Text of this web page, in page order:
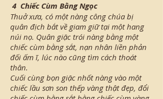
4 Chiếc Cùm Bằng Ngọc
Thuở xưa, có một nàng công chúa bị
quân địch bắt về giam giữ tại một hang
núi nọ. Quân giặc trói nàng bằng một
chiếc cùm bằng sắt, nạn nhân liền phản
đối ấm ĩ, lúc nào cũng tìm cách thoát
thân.
Cuối cùng bọn giặc nhốt nàng vào một
chiếc lầu sơn son thếp vàng thật đẹp, đổi